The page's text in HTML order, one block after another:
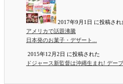
2017年9月1日 に投稿され
アメリカで話題沸騰
日本発のお菓子・デザート...
2015年12月2日 に投稿された
ドジャース新監督は沖縄生まれ! デー